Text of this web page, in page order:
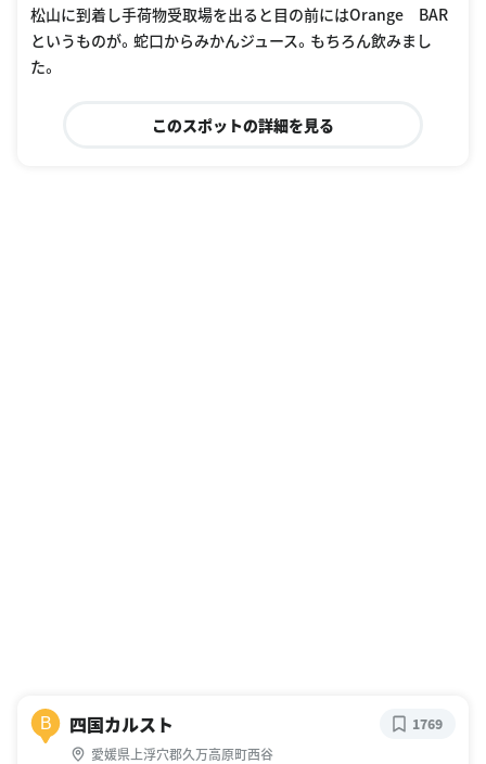
松山に到着し手荷物受取場を出ると目の前にはOrange BAR
というものが。蛇口からみかんジュース。もちろん飲みまし
た。
このスポットの詳細を見る
B 四国カルスト
愛媛県上浮穴郡久万高原町西谷
1769